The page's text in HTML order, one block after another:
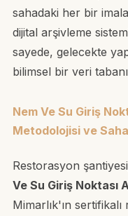
sahadaki her bir
dijital arşivleme
sayede, gelecekte
bilimsel bir veri
Nem Ve Su Giriş
Metodolojisi ve
Restorasyon
Ve Su Giriş Noktası
Mimarlık'ın